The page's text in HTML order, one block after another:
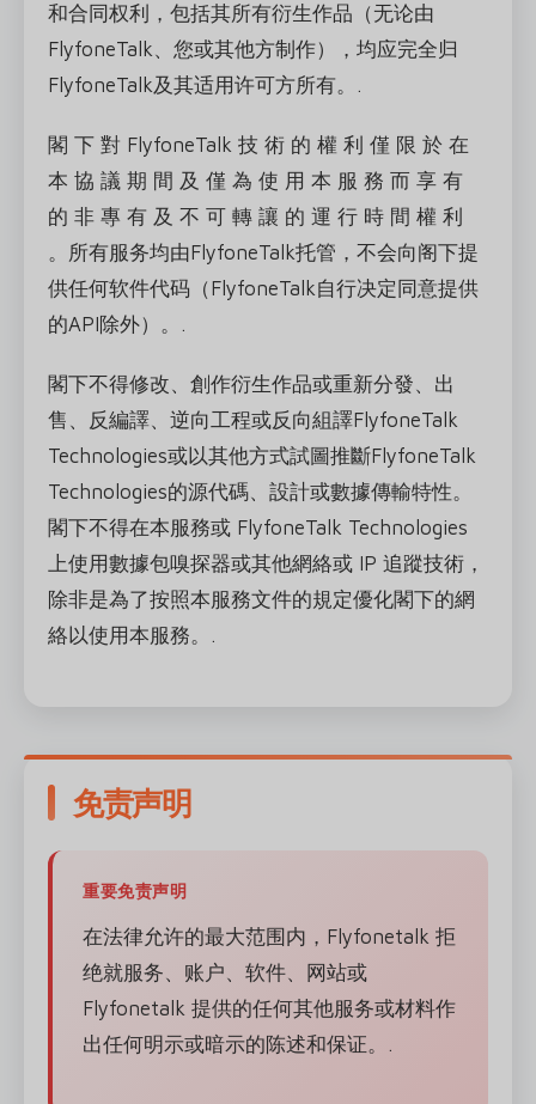
和合同权利，包括其所有衍生作品（无论由
FlyfoneTalk、您或其他方制作），均应完全归
FlyfoneTalk及其适用许可方所有。.
閣 下 對 FlyfoneTalk 技 術 的 權 利 僅 限 於 在
本 協 議 期 間 及 僅 為 使 用 本 服 務 而 享 有
的 非 專 有 及 不 可 轉 讓 的 運 行 時 間 權 利
。所有服务均由FlyfoneTalk托管，不会向阁下提
供任何软件代码（FlyfoneTalk自行决定同意提供
的API除外）。.
閣下不得修改、創作衍生作品或重新分發、出
售、反編譯、逆向工程或反向組譯FlyfoneTalk
Technologies或以其他方式試圖推斷FlyfoneTalk
Technologies的源代碼、設計或數據傳輸特性。
閣下不得在本服務或 FlyfoneTalk Technologies
上使用數據包嗅探器或其他網絡或 IP 追蹤技術，
除非是為了按照本服務文件的規定優化閣下的網
絡以使用本服務。.
免责声明
重要免责声明
在法律允许的最大范围内，Flyfonetalk 拒
绝就服务、账户、软件、网站或
Flyfonetalk 提供的任何其他服务或材料作
出任何明示或暗示的陈述和保证。.